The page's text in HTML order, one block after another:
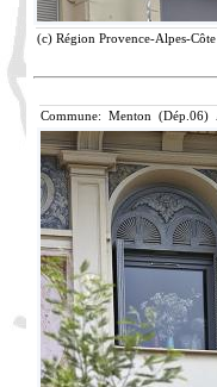
(c) Région Provence-Alpes-
Commune: Menton (Dép.06)